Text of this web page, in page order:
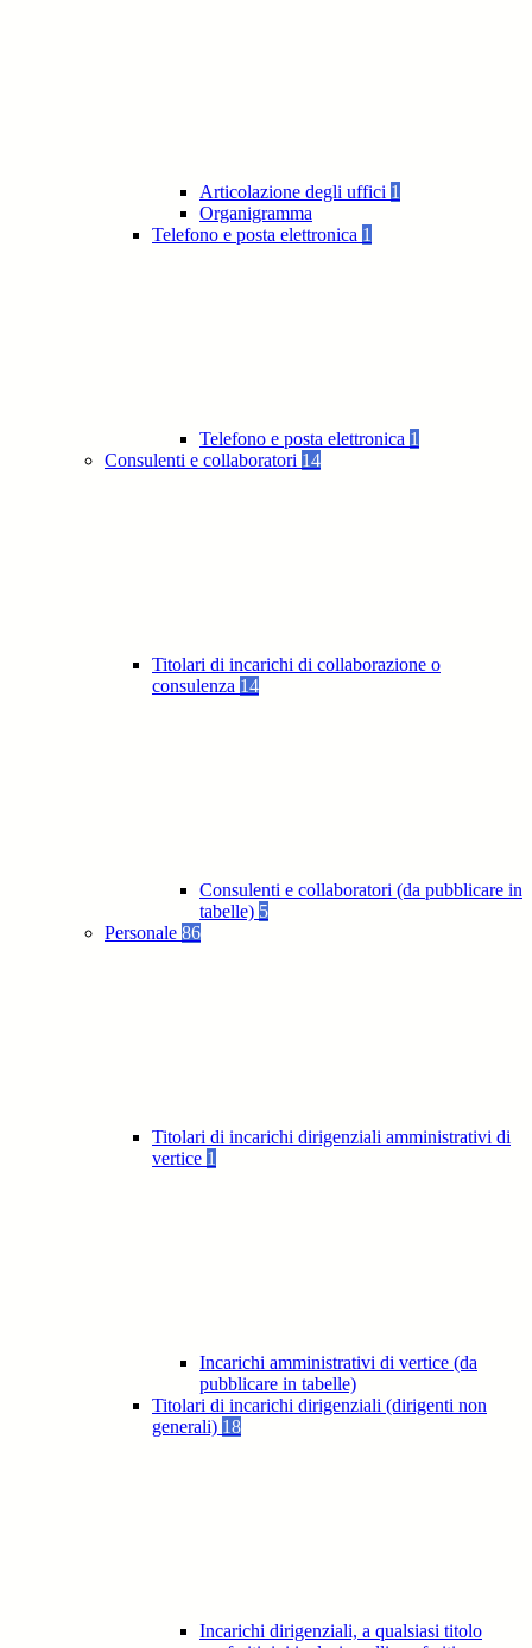
Articolazione degli uffici 1
Organigramma
Telefono e posta elettronica 1
Telefono e posta elettronica 1
Consulenti e collaboratori 14
Titolari di incarichi di collaborazione o
consulenza 14
Consulenti e collaboratori (da pubblicare in
tabelle) 5
Personale 86
Titolari di incarichi dirigenziali amministrativi di
vertice 1
Incarichi amministrativi di vertice (da
pubblicare in tabelle)
Titolari di incarichi dirigenziali (dirigenti non
generali) 18
Incarichi dirigenziali, a qualsiasi titolo